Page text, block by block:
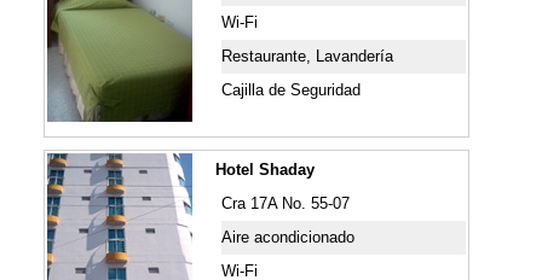
Wi-Fi
Restaurante, Lavandería
Cajilla de Seguridad
Hotel Shaday
Cra 17A No. 55-07
Aire acondicionado
Wi-Fi